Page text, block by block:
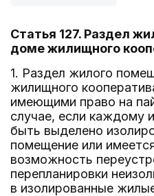
Статья 127. Раздел
доме жилищного
1. Раздел жилого
жилищного
имеющими право на
случае, если каждому
быть выделено
помещение или
возможность
перепланировки
в изолированные